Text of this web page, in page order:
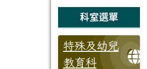
左邊區域內容
科室選單
特殊及幼兒
教育科
頁尾區域